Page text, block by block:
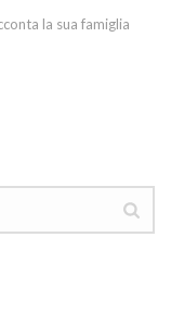
la sua famiglia